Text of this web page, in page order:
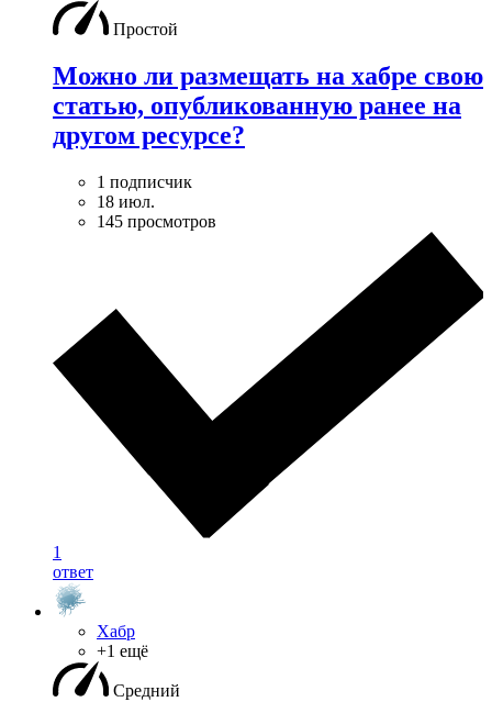
Простой
Можно ли размещать на хабре свою
статью, опубликованную ранее на
другом ресурсе?
1 подписчик
18 июл.
145 просмотров
1
ответ
Хабр
+1 ещё
Средний